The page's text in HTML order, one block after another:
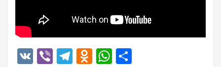
VK ViberTelegram
Odnoklassniki
WhatsApp